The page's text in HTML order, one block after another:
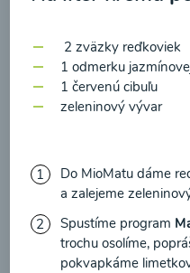
Brokolicové
2 zväzky reďkoviek
1 odmerku
1 červenú cibuľu
zeleninový vývar
Do MioMatu dáme
a zalejeme
Spustíme program
trochu osolíme,
pokvapkáme
údajova súhlasím s